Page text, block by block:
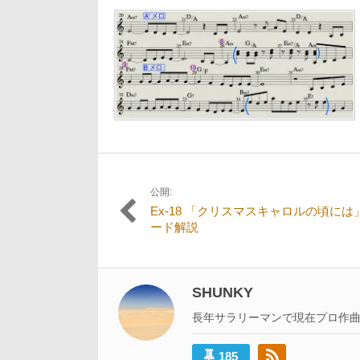
月
13
日
イ
ズ
の
リ
ン
ク:
投
稿
ビ
ゲ
ー
公開:
Ex-18 「クリスマスキャロルの頃には
ード解説
SHUNKY
長年サラリーマンで現在プロ作曲
185